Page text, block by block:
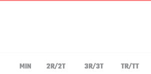
MIN 2R/2T 3R/3T TR/TT